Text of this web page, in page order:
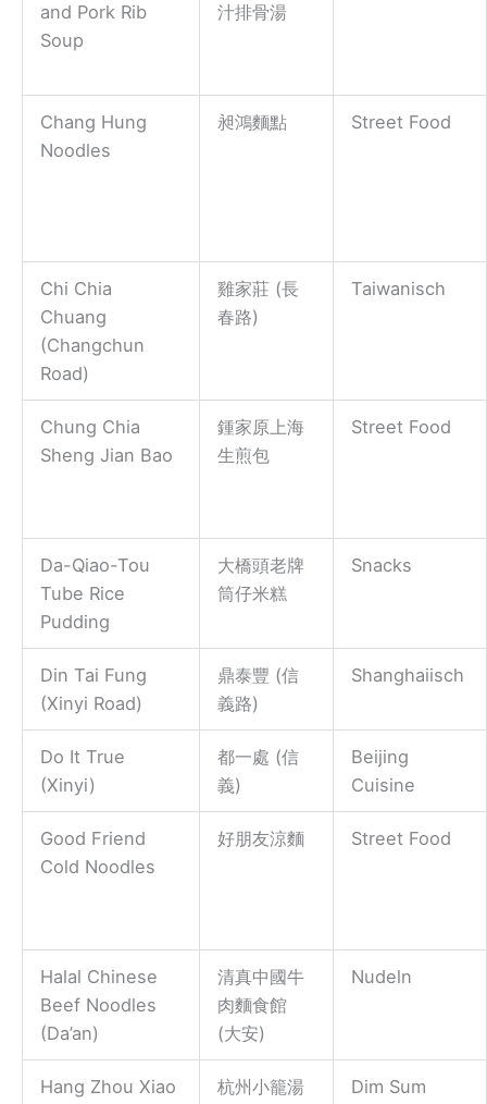
and Pork Rib
Soup
汁排骨湯
Chang Hung
Noodles
昶鴻麵點 Street Food
Chi Chia
Chuang
(Changchun
Road)
雞家莊 (長
春路)
Taiwanisch
Chung Chia
Sheng Jian Bao
鍾家原上海
生煎包
Street Food
Da-Qiao-Tou
Tube Rice
Pudding
大橋頭老牌
筒仔米糕
Snacks
Din Tai Fung
(Xinyi Road)
鼎泰豐 (信
義路)
Shanghaiisch
Do It True
(Xinyi)
都一處 (信
義)
Beijing
Cuisine
Good Friend
Cold Noodles
好朋友涼麵 Street Food
Halal Chinese
Beef Noodles
(Da’an)
清真中國牛
肉麵食館
(大安)
Nudeln
Hang Zhou Xiao 杭州小籠湯 Dim Sum